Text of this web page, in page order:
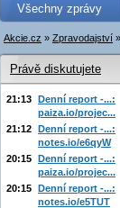
Všechny zprávy
Akcie.cz » Zpravodajství »
Právě diskutujete
21:13 Denní report -...:
paiza.io/projec...
21:12 Denní report -...:
notes.io/e6qyW
20:15 Denní report -...:
paiza.io/projec...
20:15 Denní report -...:
notes.io/e5TUT